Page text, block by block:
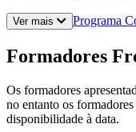
Ver mais Programa
Formadores
Os formadores
no entanto os
disponibilidade à data.